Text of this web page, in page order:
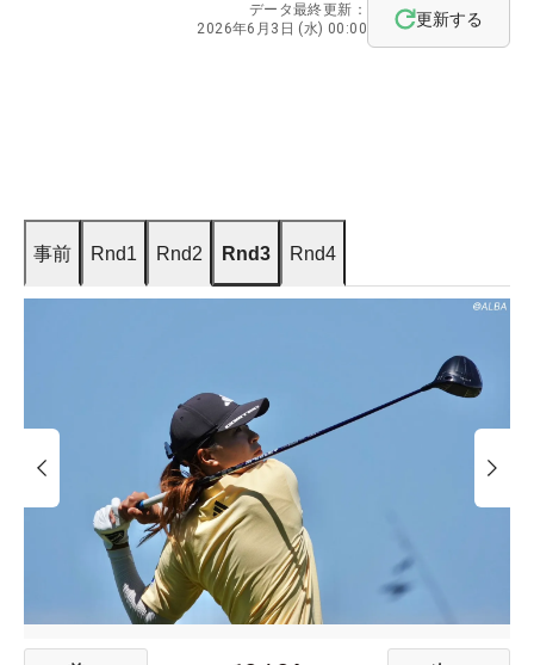
データ最終更新：
2026年6月3日 (水) 00:00
更新する
事前 Rnd1 Rnd2 Rnd3 Rnd4